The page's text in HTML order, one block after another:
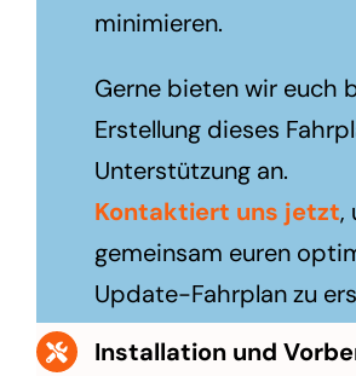
minimieren.
Gerne bieten wir euch
Erstellung dieses
Unterstützung an.
Kontaktiert uns jetzt,
gemeinsam euren
Update-Fahrplan zu
Installation und